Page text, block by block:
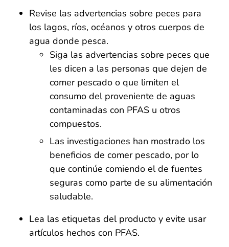
Revise las advertencias sobre peces para
los lagos, ríos, océanos y otros cuerpos de
agua donde pesca.
Siga las advertencias sobre peces que
les dicen a las personas que dejen de
comer pescado o que limiten el
consumo del proveniente de aguas
contaminadas con PFAS u otros
compuestos.
Las investigaciones han mostrado los
beneficios de comer pescado, por lo
que continúe comiendo el de fuentes
seguras como parte de su alimentación
saludable.
Lea las etiquetas del producto y evite usar
artículos hechos con PFAS.